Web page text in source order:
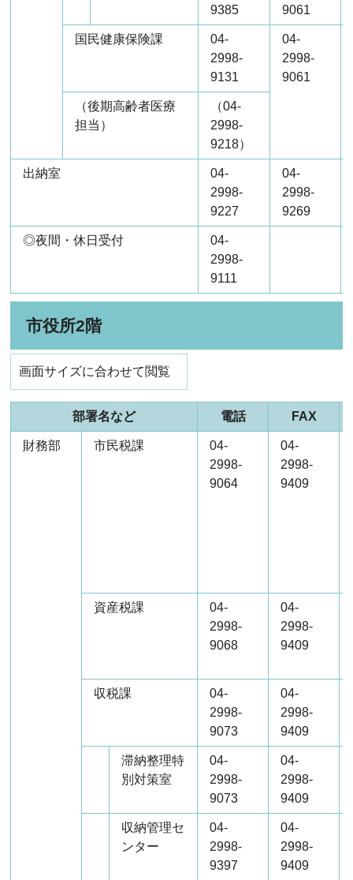
9385
9061
国民健康保険課
04-
2998-
9131
04-
2998-
9061
（後期高齢者医療
担当）
（04-
2998-
9218）
出納室
04-
2998-
9227
04-
2998-
9269
◎夜間・休日受付
04-
2998-
9111
市役所2階
画面サイズに合わせて閲覧
部署名など 電話 FAX
財務部 市民税課
04-
2998-
9064
04-
2998-
9409
資産税課
04-
2998-
9068
04-
2998-
9409
収税課
04-
2998-
9073
04-
2998-
9409
滞納整理特
別対策室
04-
2998-
9073
04-
2998-
9409
収納管理セ
ンター
04-
2998-
9397
04-
2998-
9409